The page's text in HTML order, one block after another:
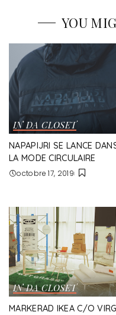
YOU
IN DA CLOSET
NAPAPIJRI SE LANCE
LA MODE CIRCULAIRE
octobre 17, 2019
IN DA CLOSET
MARKERAD IKEA C/O